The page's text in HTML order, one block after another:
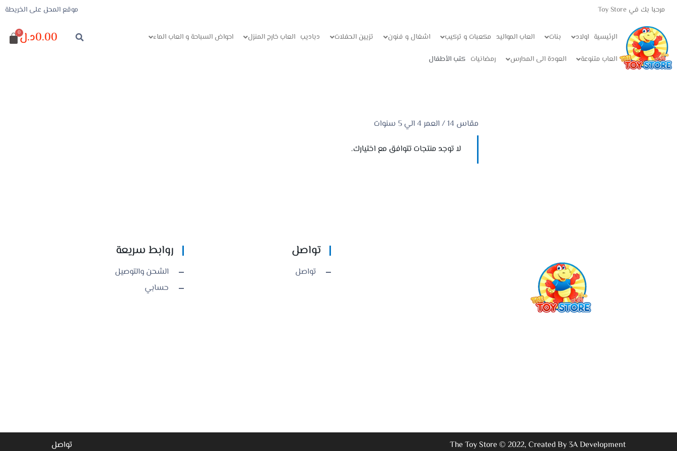
مرحبا بك في Toy Store موقع المحل على الخريطة
الرئيسية اولاد بنات العاب المواليد مكعبات و تركيب اشغال و فنون تزيين الحفلات دباديب العاب خارج المنزل
احواض السباحة و العاب الماء
العاب متنوعة
العودة الى المدارس رمضانيات كتب الأطفال
0.00د.ل
مقاس 14 / العمر 4 الي 5 سنوات
لا توجد منتجات تتوافق مع اختيارك.
تواصل
تواصل
روابط سريعة
الشحن والتوصيل
حسابي
The Toy Store © 2022, Created By 3A Development تواصل